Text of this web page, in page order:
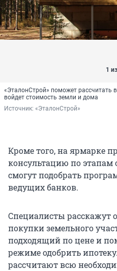
1
«ЭталонСтрой» поможет рассчитать
войдет стоимость земли и дома
Источник: «ЭталонСтрой»
Кроме того, на ярмарке
консультацию по этапам
смогут подобрать
ведущих банков.
Специалисты расскажут
покупки земельного
подходящий по цене и
режиме одобрить
рассчитают всю